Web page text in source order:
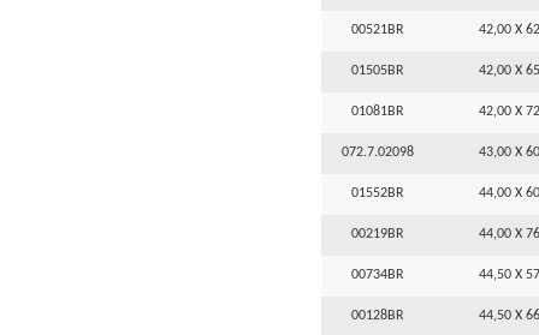
00521BR 42,00 X
01505BR 42,00 X
01081BR 42,00 X
072.7.02098 43,00 X
01552BR 44,00 X
00219BR 44,00 X
00734BR 44,50 X
00128BR 44,50 X